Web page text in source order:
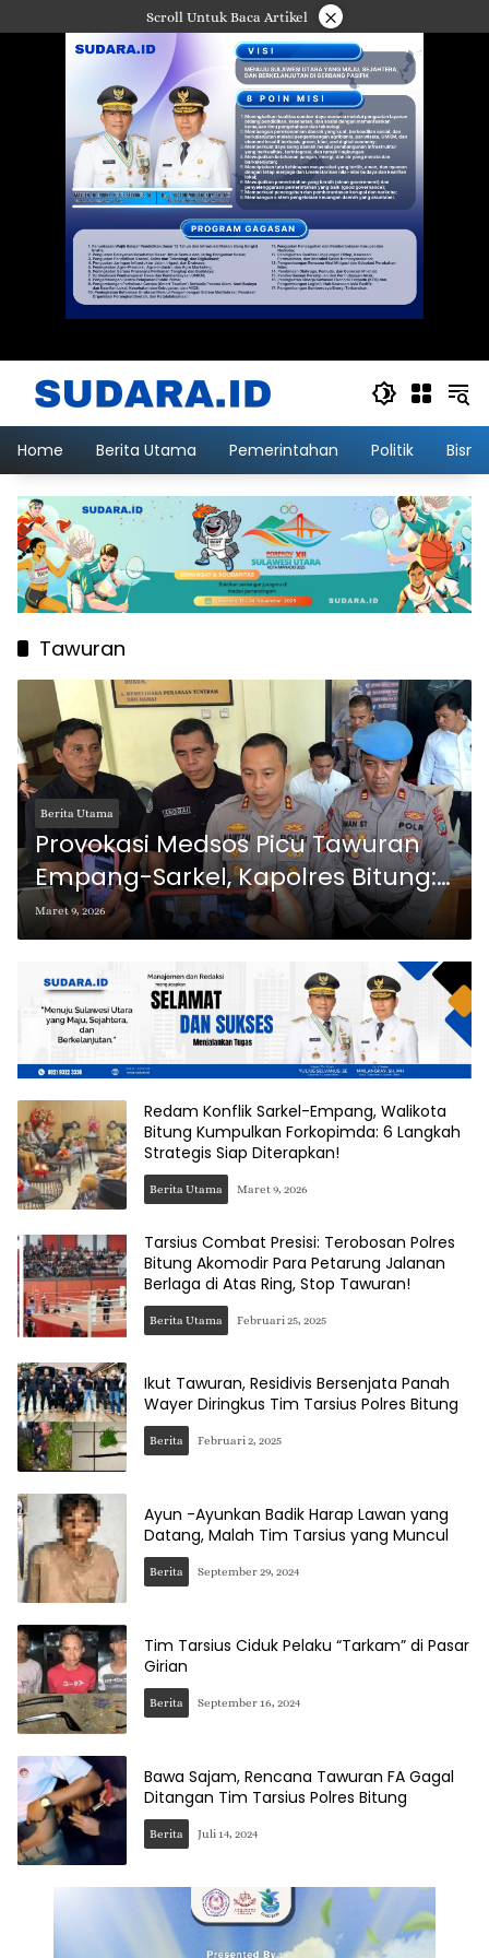
ke
Scroll Untuk Baca Artikel ×
Home Berita Utama Pemerintahan Politik
Tawuran
Berita Utama
Provokasi Medsos Picu Tawuran
Empang-Sarkel, Kapolres Bitung:
Tak Ada Toleransi Bagi Kekerasan
Jalanan!
Maret 9, 2026
Redam Konflik Sarkel-Empang, Walikota
Bitung Kumpulkan Forkopimda: 6 Langkah
Strategis Siap Diterapkan!
Berita Utama Maret 9, 2026
Tarsius Combat Presisi: Terobosan Polres
Bitung Akomodir Para Petarung Jalanan
Berlaga di Atas Ring, Stop Tawuran!
Berita Utama Februari 25, 2025
Ikut Tawuran, Residivis Bersenjata Panah
Wayer Diringkus Tim Tarsius Polres Bitung
Berita Februari 2, 2025
Ayun -Ayunkan Badik Harap Lawan yang
Datang, Malah Tim Tarsius yang Muncul
Berita September 29, 2024
Tim Tarsius Ciduk Pelaku “Tarkam” di Pasar
Girian
Berita September 16, 2024
Bawa Sajam, Rencana Tawuran FA Gagal
Ditangan Tim Tarsius Polres Bitung
Berita Juli 14, 2024